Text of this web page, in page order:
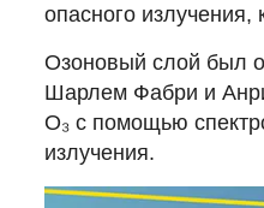
опасного излучения,
Озоновый слой был
Шарлем Фабри и
О₃ с помощью
излучения.